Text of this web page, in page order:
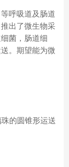
呼吸道及肠道
出了微生物采
菌，肠道细
。期望能为微
珠的圆锥形运送